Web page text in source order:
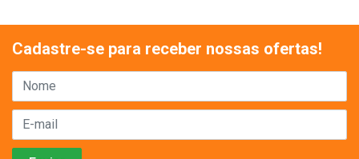
Cadastre-se para receber nossas ofertas!